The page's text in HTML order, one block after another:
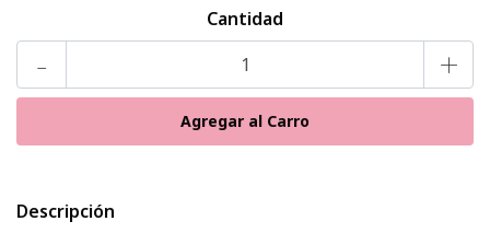
Cantidad
- +
Descripción